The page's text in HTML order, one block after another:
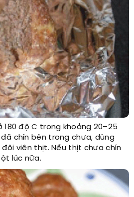
độ C trong khoảng 20–25
chín bên trong chưa, dùng
viên thịt. Nếu thịt chưa chín
lúc nữa.